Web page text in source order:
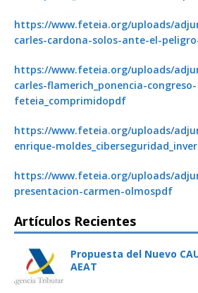
https://www.feteia.org/uploads/
carles-cardona-solos-ante-el-
https://www.feteia.org/uploads/
carles-flamerich_ponencia-congreso-
feteia_comprimidopdf
https://www.feteia.org/uploads/
enrique-
https://www.feteia.org/uploads/
presentacion-carmen-olmospdf
Artículos Recientes
Propuesta del Nuevo
AEAT